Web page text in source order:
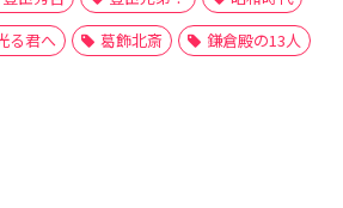
る君へ
葛飾北斎 鎌倉殿の13人